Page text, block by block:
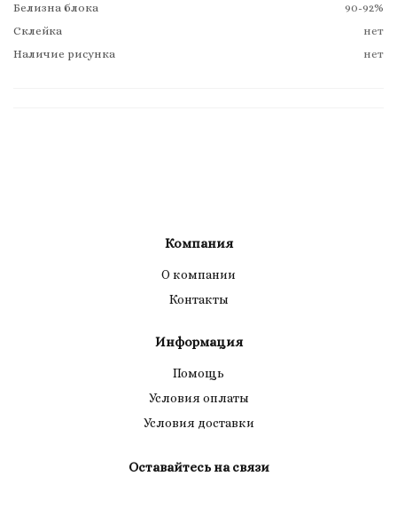
Белизна блока
90-92%
Склейка
нет
Наличие рисунка
нет
Компания
О компании
Контакты
Информация
Помощь
Условия оплаты
Условия доставки
Оставайтесь на связи